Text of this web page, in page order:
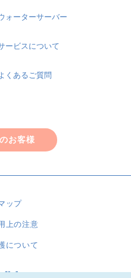
ォーターサーバー
ービスについて
くあるご質問
お客様
ップ
上の注意
について